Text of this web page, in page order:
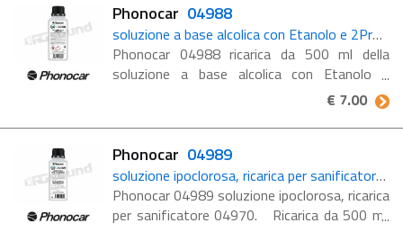
Phonocar 04988
soluzione a base alcolica con Etanolo e 2Propanolo, ricarica per il sanificatore 04973
Phonocar 04988 ricarica da 500 ml della
soluzione a base alcolica con Etanolo e
2propanolo per il sanificatore 04973.
Risponde alle vigenti raccomandazioni
ministeriali per la pulizia in situazioni ...
€ 7.00
Phonocar 04989
soluzione ipoclorosa, ricarica per sanificatore 04970
Phonocar 04989 soluzione ipoclorosa, ricarica
per sanificatore 04970. Ricarica da 500 ml.